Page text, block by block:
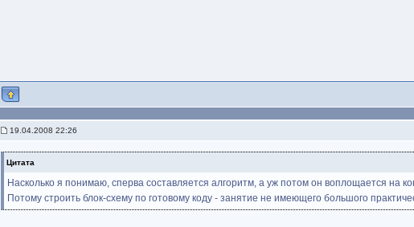
19.04.2008 22:26
Цитата
Насколько я понимаю, сперва составляется алгоритм, а уж потом он воплощается на
Потому строить блок-схему по готовому коду - занятие не имеющего большого